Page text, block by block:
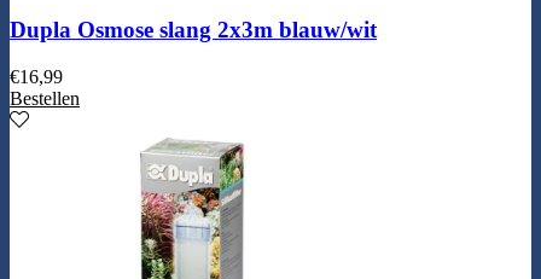
Dupla Osmose slang 2x3m blauw/wit
€16,99
Bestellen